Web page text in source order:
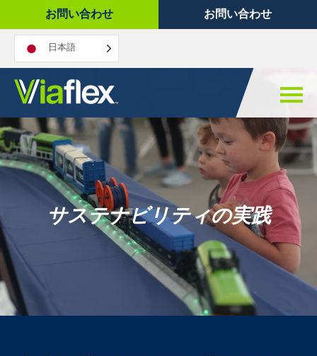
キ
ッ
プ
お問い合わせ お問い合わせ
日本語
サステナビリティの実践